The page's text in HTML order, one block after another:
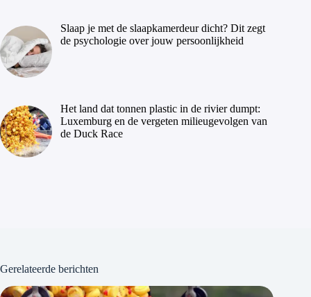
Slaap je met de slaapkamerdeur dicht? Dit zegt
de psychologie over jouw persoonlijkheid
Het land dat tonnen plastic in de rivier dumpt:
Luxemburg en de vergeten milieugevolgen van
de Duck Race
Gerelateerde berichten